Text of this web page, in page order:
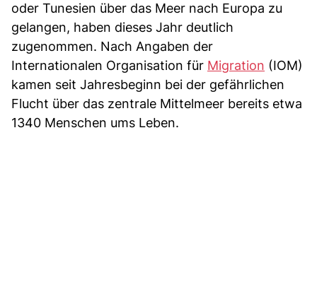
oder Tunesien über das Meer nach Europa zu
gelangen, haben dieses Jahr deutlich
zugenommen. Nach Angaben der
Internationalen Organisation für Migration (IOM)
kamen seit Jahresbeginn bei der gefährlichen
Flucht über das zentrale Mittelmeer bereits etwa
1340 Menschen ums Leben.